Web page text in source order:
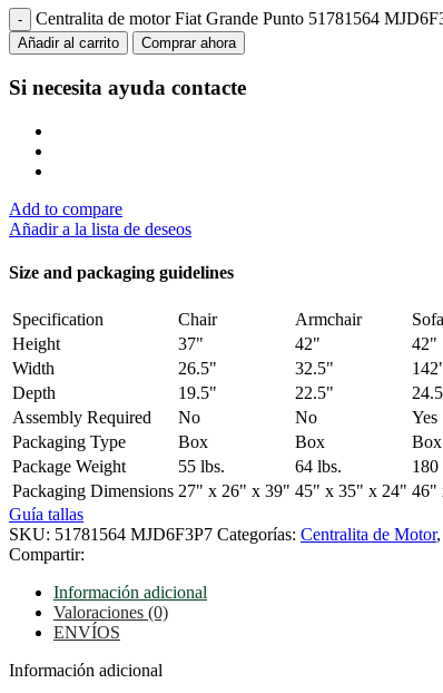
Centralita de motor Fiat Grande Punto 51781564
Añadir al carrito Comprar ahora
Si necesita ayuda contacte
Add to compare
Añadir a la lista de deseos
Size and packaging guidelines
Specification Chair Armchair
Height
37" 42"
42"
Width
26.5" 32.5"
Depth
19.5" 22.5"
Assembly Required
No No
Yes
Packaging Type
Box Box
Box
Package Weight
55 lbs. 64 lbs.
180
Packaging Dimensions 27" x 26" x 39" 45" x 35" x 24" 46"
Guía tallas
SKU: 51781564 MJD6F3P7 Categorías: Centralita de Motor,
Compartir:
Información adicional
Valoraciones (0)
ENVÍOS
Información adicional